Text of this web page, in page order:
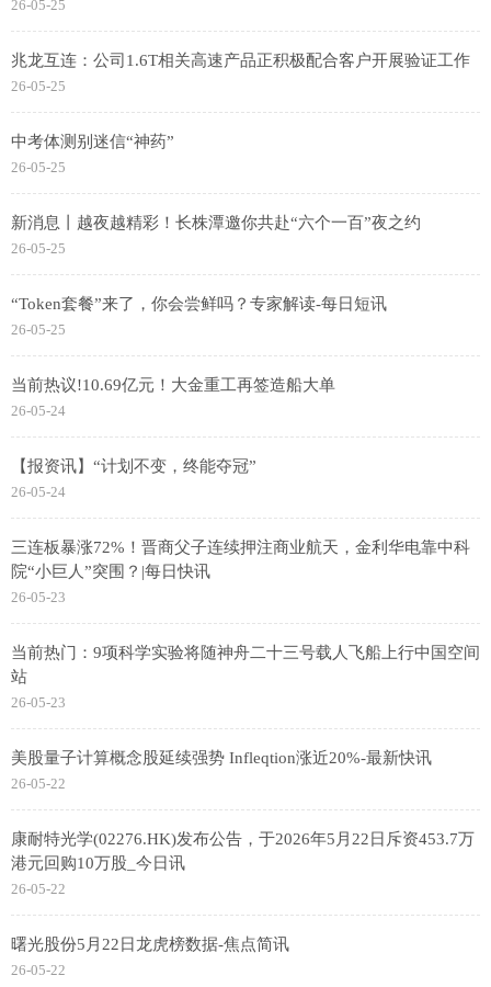
26-05-25
兆龙互连：公司1.6T相关高速产品正积极配合客户开展验证工作
26-05-25
中考体测别迷信“神药”
26-05-25
新消息丨越夜越精彩！长株潭邀你共赴“六个一百”夜之约
26-05-25
“Token套餐”来了，你会尝鲜吗？专家解读-每日短讯
26-05-25
当前热议!10.69亿元！大金重工再签造船大单
26-05-24
【报资讯】“计划不变，终能夺冠”
26-05-24
三连板暴涨72%！晋商父子连续押注商业航天，金利华电靠中科
院“小巨人”突围？|每日快讯
26-05-23
当前热门：9项科学实验将随神舟二十三号载人飞船上行中国空间
站
26-05-23
美股量子计算概念股延续强势 Infleqtion涨近20%-最新快讯
26-05-22
康耐特光学(02276.HK)发布公告，于2026年5月22日斥资453.7万
港元回购10万股_今日讯
26-05-22
曙光股份5月22日龙虎榜数据-焦点简讯
26-05-22